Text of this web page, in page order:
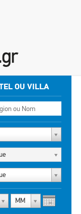
OU VILLA
MM